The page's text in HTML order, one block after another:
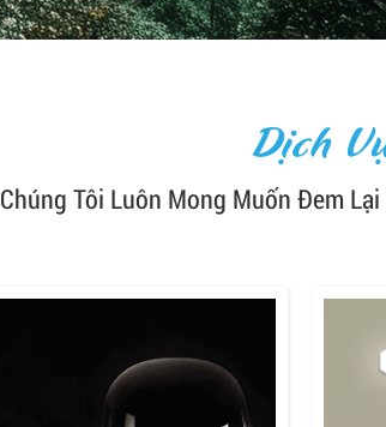
Dịch
Chúng Tôi Luôn Mong Muốn Đem